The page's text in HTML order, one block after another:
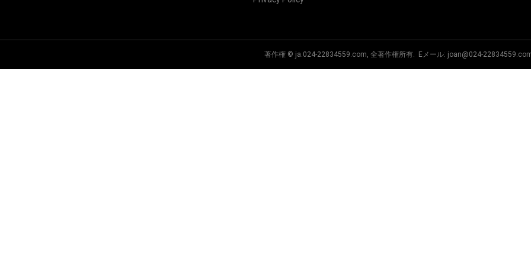
著作権 © ja.024-22834559.com, 全著作権所有. Eメール: joan@024-